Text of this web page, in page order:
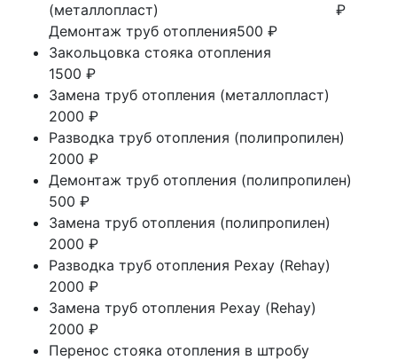
(металлопласт)
₽
Демонтаж труб отопления500 ₽
Закольцовка стояка отопления
1500 ₽
Замена труб отопления (металлопласт)
2000 ₽
Разводка труб отопления (полипропилен)
2000 ₽
Демонтаж труб отопления (полипропилен)
500 ₽
Замена труб отопления (полипропилен)
2000 ₽
Разводка труб отопления Рехау (Rehay)
2000 ₽
Замена труб отопления Рехау (Rehay)
2000 ₽
Перенос стояка отопления в штробу